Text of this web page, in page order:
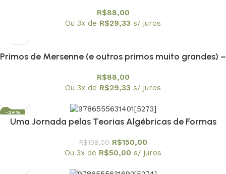
R$88,00
Ou 3x de R$29,33 s/ juros
Primos de Mersenne (e outros primos muito grandes) –
R$88,00
Ou 3x de R$29,33 s/ juros
-24%
Uma Jornada pelas Teorias Algébricas de Formas
R$198,00 R$150,00
Ou 3x de R$50,00 s/ juros